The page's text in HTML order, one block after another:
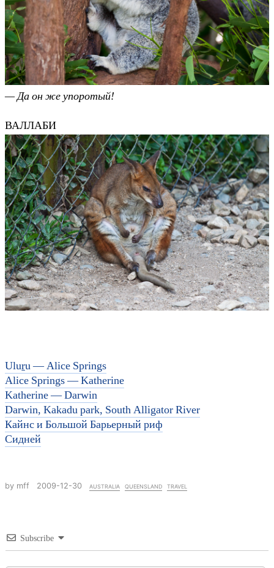
— Да он же упоротый!
ВАЛЛАБИ
Uluṟu — Alice Springs
Alice Springs — Katherine
Katherine — Darwin
Darwin, Kakadu park, South Alligator River
Кайнс и Большой Барьерный риф
Сидней
by mff 2009-12-30 australia queensland travel
Subscribe